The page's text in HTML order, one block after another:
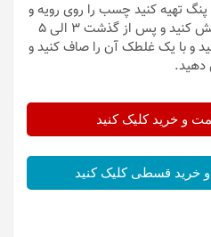
تهیه کنید چسب را روی رویه و
روی چوب به صورت جداگانه پخش کنید و پس از گذشت 3 الی 5
و با یک غلطک آن را صاف کنید و
دهید.
و خرید کلیک کنید
خرید قسطی کلیک کنید